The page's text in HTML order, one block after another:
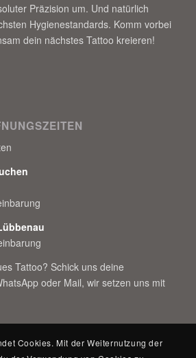
Präzision um. Und natürlich
Hygienestandards. Komm vorbei
dein nächstes Tattoo kreieren!
Tattoo? Schick uns deine
oder Mail, wir setzen uns mit
Cookies. Mit der Weiternutzung der